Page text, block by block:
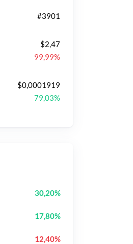
#3901
$2,47
99,99%
$0,0001919
79,03%
30,20%
17,80%
12,40%